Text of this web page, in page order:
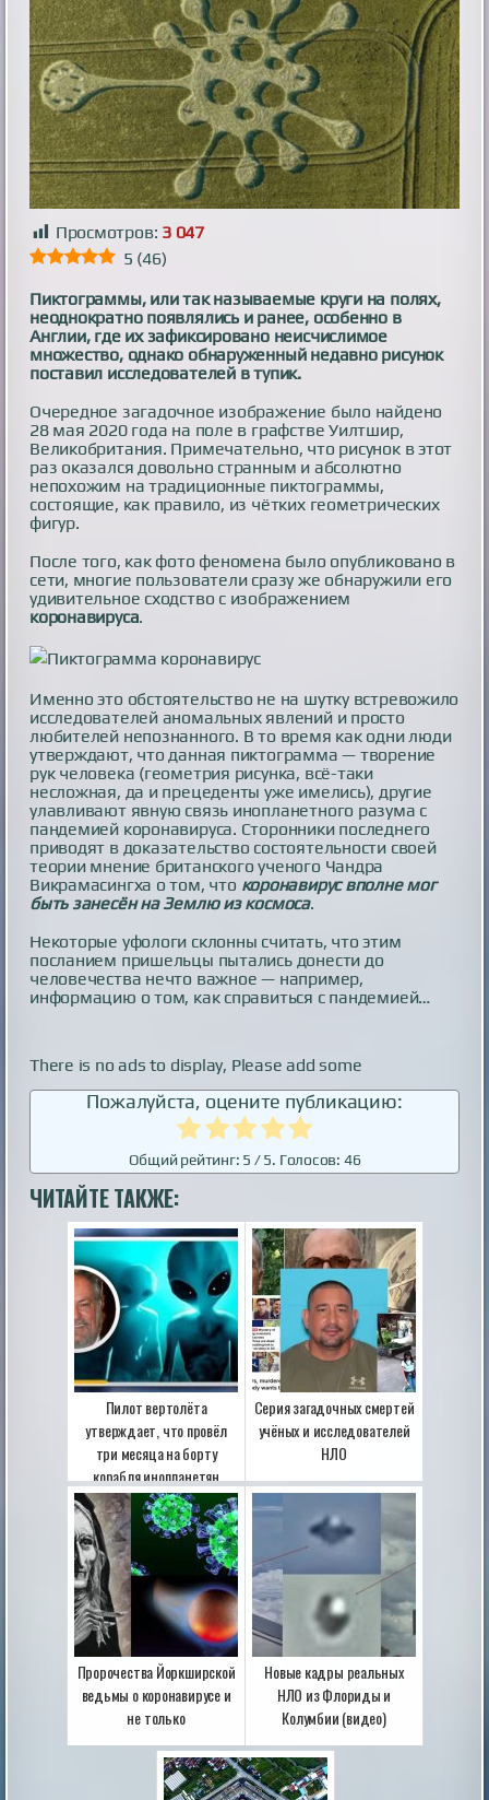
Просмотров: 3 047
5 (46)
Пиктограммы, или так называемые круги на полях,
неоднократно появлялись и ранее, особенно в
Англии, где их зафиксировано неисчислимое
множество, однако обнаруженный недавно рисунок
поставил исследователей в тупик.
Очередное загадочное изображение было найдено
28 мая 2020 года на поле в графстве Уилтшир,
Великобритания. Примечательно, что рисунок в этот
раз оказался довольно странным и абсолютно
непохожим на традиционные пиктограммы,
состоящие, как правило, из чётких геометрических
фигур.
После того, как фото феномена было опубликовано в
сети, многие пользователи сразу же обнаружили его
удивительное сходство с изображением
коронавируса.
Именно это обстоятельство не на шутку встревожило
исследователей аномальных явлений и просто
любителей непознанного. В то время как одни люди
утверждают, что данная пиктограмма — творение
рук человека (геометрия рисунка, всё-таки
несложная, да и прецеденты уже имелись), другие
улавливают явную связь инопланетного разума с
пандемией коронавируса. Сторонники последнего
приводят в доказательство состоятельности своей
теории мнение британского ученого Чандра
Викрамасингха о том, что коронавирус вполне мог
быть занесён на Землю из космоса.
Некоторые уфологи склонны считать, что этим
посланием пришельцы пытались донести до
человечества нечто важное — например,
информацию о том, как справиться с пандемией…
There is no ads to display, Please add some
Пожалуйста, оцените публикацию:
Общий рейтинг: 5 / 5. Голосов: 46
ЧИТАЙТЕ ТАКЖЕ:
Пилот вертолёта
утверждает, что провёл
три месяца на борту
корабля инопланетян
Серия загадочных смертей
учёных и исследователей
НЛО
Пророчества Йоркширской
ведьмы о коронавирусе и
не только
Новые кадры реальных
НЛО из Флориды и
Колумбии (видео)